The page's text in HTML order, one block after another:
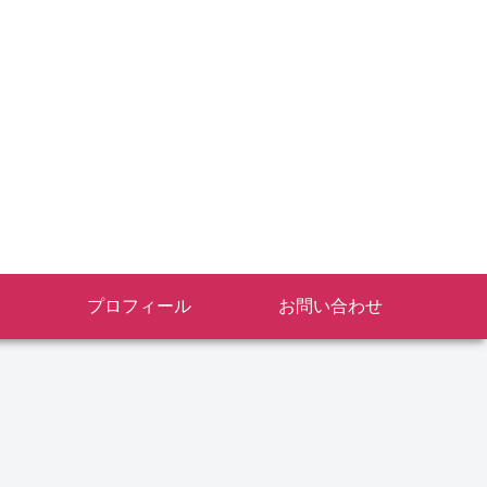
プロフィール お問い合わせ